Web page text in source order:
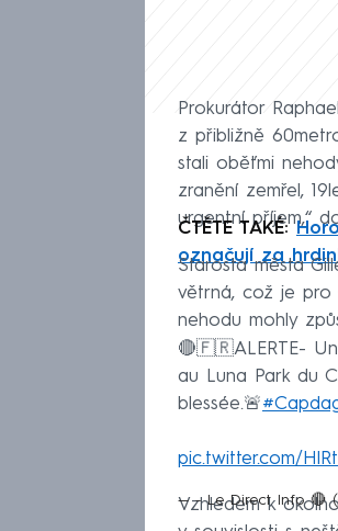
Prokurátor
z přibližně
stali oběťmi
zranění zemřel,
urgentní příjem,“
ČTĚTE TAKÉ:
označují za
Starosta města
větrná, což je pro
nehodu mohly
🔴🇫🇷ALERTE-
au Luna Park du
blessée.🚨
pic.twitter.com/
— - Le Direct Info 🔴
Vzhledem k